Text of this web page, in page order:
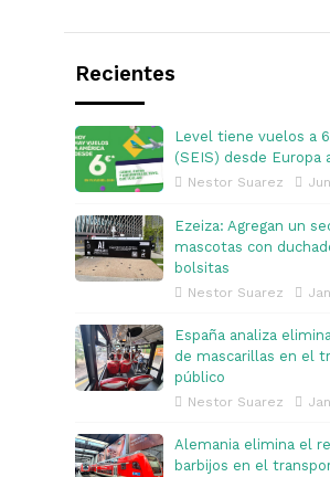
Recientes
Level tiene vuelos a
(SEIS) desde Europa
Nestor Suarez
Ezeiza: Agregan un
mascotas con
bolsitas
Nestor Suarez
España analiza
de mascarillas en el
público
Nestor Suarez
Alemania elimina el
barbijos en el